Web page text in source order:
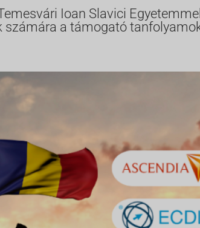
Ioan Slavici
számára a támogató